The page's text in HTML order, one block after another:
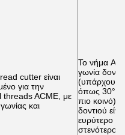
cutter είναι
για την
threads ACME, με
και
Το νήμα
γωνία
(υπάρχουν
όπως 30°,
πιο κοινό),
δοντιού
ευρύτερο
στενότερο